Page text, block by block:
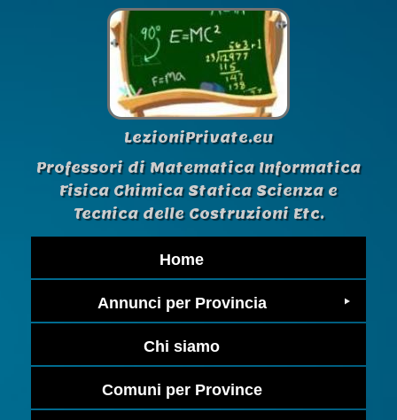
LezioniPrivate.eu
Professori di Matematica Informatica
Fisica Chimica Statica Scienza e
Tecnica delle Costruzioni Etc.
Home
Annunci per Provincia
Chi siamo
Comuni per Province